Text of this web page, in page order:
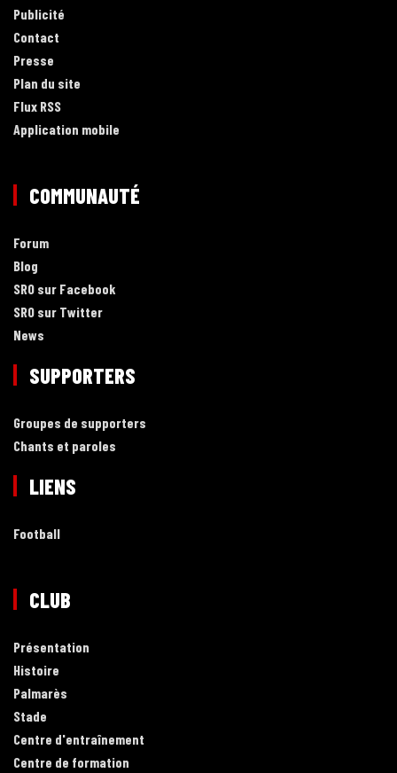
Publicité
Contact
Presse
Plan du site
Flux RSS
Application mobile
COMMUNAUTÉ
Forum
Blog
SRO sur Facebook
SRO sur Twitter
News
SUPPORTERS
Groupes de supporters
Chants et paroles
LIENS
Football
CLUB
Présentation
Histoire
Palmarès
Stade
Centre d'entraînement
Centre de formation